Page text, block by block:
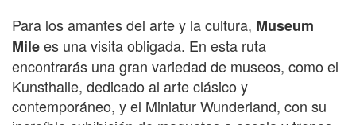
Para los amantes del arte y la cultura, Museum
Milees una visita obligada. En esta ruta
encontrarás una gran variedad de museos, como el
Kunsthalle, dedicado al arte clásico y
contemporáneo, y el Miniatur Wunderland, con su